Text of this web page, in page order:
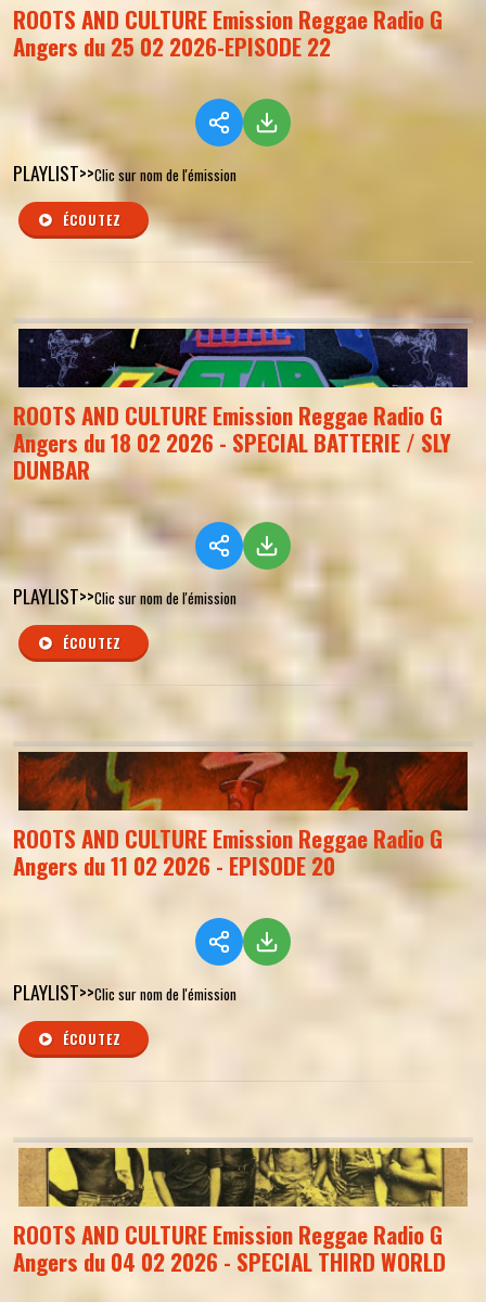
ROOTS AND CULTURE Emission Reggae Radio G
Angers du 25 02 2026-EPISODE 22
PLAYLIST>>Clic sur nom de l'émission
ÉCOUTEZ
ROOTS AND CULTURE Emission Reggae Radio G
Angers du 18 02 2026 - SPECIAL BATTERIE / SLY
DUNBAR
PLAYLIST>>Clic sur nom de l'émission
ÉCOUTEZ
ROOTS AND CULTURE Emission Reggae Radio G
Angers du 11 02 2026 - EPISODE 20
PLAYLIST>>Clic sur nom de l'émission
ÉCOUTEZ
ROOTS AND CULTURE Emission Reggae Radio G
Angers du 04 02 2026 - SPECIAL THIRD WORLD